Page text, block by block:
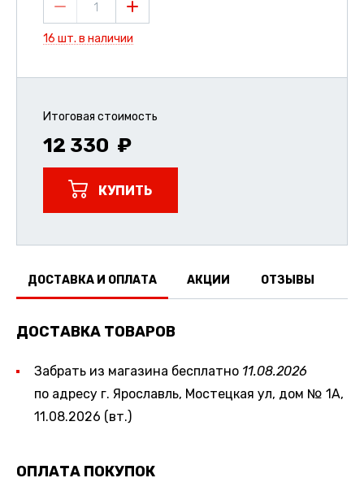
1
16 шт. в наличии
Итоговая стоимость
12 330
КУПИТЬ
ДОСТАВКА И ОПЛАТА АКЦИИ ОТЗЫВЫ
ДОСТАВКА ТОВАРОВ
Забрать из магазина бесплатно 11.08.2026
по адресу г. Ярославль, Мостецкая ул, дом № 1А,
11.08.2026 (вт.)
ОПЛАТА ПОКУПОК